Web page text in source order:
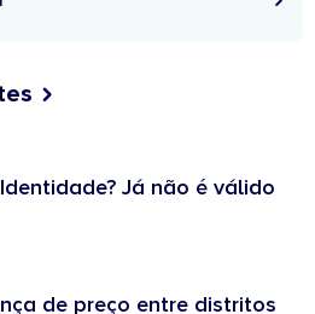
Já não é válido
de preço entre distritos